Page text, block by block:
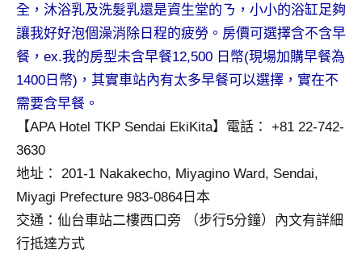
誌
專
欄、
觀
光
局
合
作
人
對
象。
★
全，沐浴乳及洗髮乳還是資生堂的ㄋ，小小的浴缸足夠
讓我好好泡個澡消除日程的疲勞。房價可選擇含不含早
餐，ex.我的房型未含早餐12,500 日幣(現場加購早餐為
1400日幣)，其實車站內有太多早餐可以選擇，實在不
需要含早餐。
【APA Hotel TKP Sendai EkiKita】電話： +81 22-742-
3630
地址： 201-1 Nakakecho, Miyagino Ward, Sendai,
Miyagi Prefecture 983-0864日本
交通：仙台車站二樓西口旁 （步行5分鐘）內文有詳細
行抵達方式